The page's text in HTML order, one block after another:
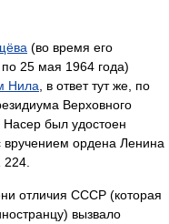
(во время его
25 мая 1964 года)
Нила , в ответ тут же, по
Верховного
Насер был удостоен
вручением ордена Ленина
отличия СССР (которая
вызвало